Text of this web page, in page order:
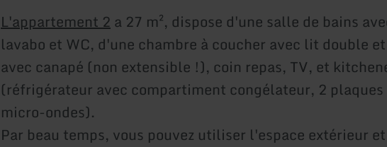
L'appartement 2a 27 m², dispose d'une salle de bains
lavabo et WC, d'une chambre à coucher avec lit double
avec canapé (non extensible !), coin repas, TV, et
(réfrigérateur avec compartiment congélateur, 2 plaques
micro-ondes).
Par beau temps, vous pouvez utiliser l'espace extérieur